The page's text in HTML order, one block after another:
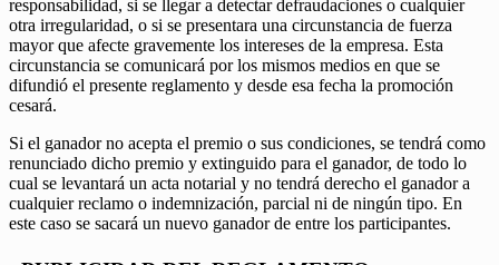
responsabilidad, si se llegar a detectar defraudaciones o cualquier
otra irregularidad, o si se presentara una circunstancia de fuerza
mayor que afecte gravemente los intereses de la empresa. Esta
circunstancia se comunicará por los mismos medios en que se
difundió el presente reglamento y desde esa fecha la promoción
cesará.
Si el ganador no acepta el premio o sus condiciones, se tendrá como
renunciado dicho premio y extinguido para el ganador, de todo lo
cual se levantará un acta notarial y no tendrá derecho el ganador a
cualquier reclamo o indemnización, parcial ni de ningún tipo. En
este caso se sacará un nuevo ganador de entre los participantes.